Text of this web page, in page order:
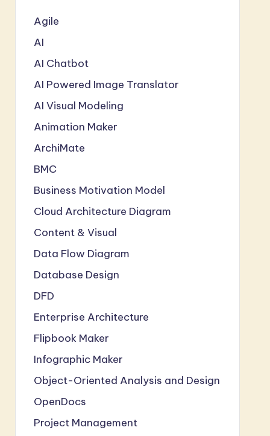
Agile
AI
AI Chatbot
AI Powered Image Translator
AI Visual Modeling
Animation Maker
ArchiMate
BMC
Business Motivation Model
Cloud Architecture Diagram
Content & Visual
Data Flow Diagram
Database Design
DFD
Enterprise Architecture
Flipbook Maker
Infographic Maker
Object-Oriented Analysis and Design
OpenDocs
Project Management